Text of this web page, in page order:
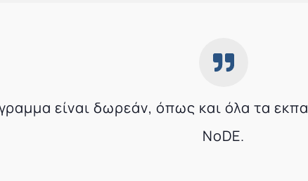
είναι δωρεάν, όπως και όλα τα
NoDE.